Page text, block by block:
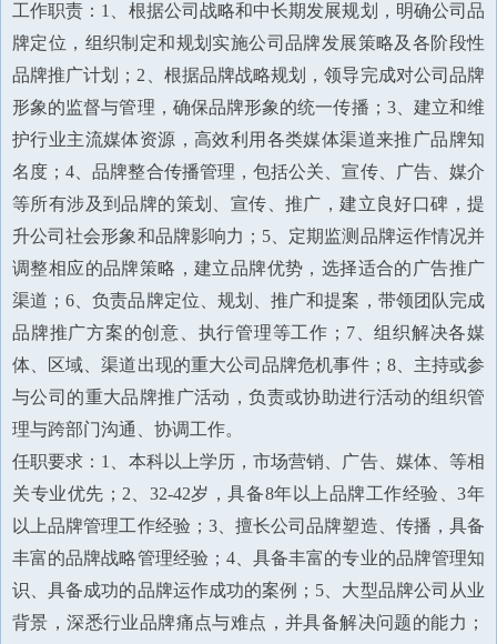
工作职责：1、根据公司战略和中长期发展规划，明确公司品
牌定位，组织制定和规划实施公司品牌发展策略及各阶段性
品牌推广计划；2、根据品牌战略规划，领导完成对公司品牌
形象的监督与管理，确保品牌形象的统一传播；3、建立和维
护行业主流媒体资源，高效利用各类媒体渠道来推广品牌知
名度；4、品牌整合传播管理，包括公关、宣传、广告、媒介
等所有涉及到品牌的策划、宣传、推广，建立良好口碑，提
升公司社会形象和品牌影响力；5、定期监测品牌运作情况并
调整相应的品牌策略，建立品牌优势，选择适合的广告推广
渠道；6、负责品牌定位、规划、推广和提案，带领团队完成
品牌推广方案的创意、执行管理等工作；7、组织解决各媒
体、区域、渠道出现的重大公司品牌危机事件；8、主持或参
与公司的重大品牌推广活动，负责或协助进行活动的组织管
理与跨部门沟通、协调工作。
任职要求：1、本科以上学历，市场营销、广告、媒体、等相
关专业优先；2、32-42岁，具备8年以上品牌工作经验、3年
以上品牌管理工作经验；3、擅长公司品牌塑造、传播，具备
丰富的品牌战略管理经验；4、具备丰富的专业的品牌管理知
识、具备成功的品牌运作成功的案例；5、大型品牌公司从业
背景，深悉行业品牌痛点与难点，并具备解决问题的能力；